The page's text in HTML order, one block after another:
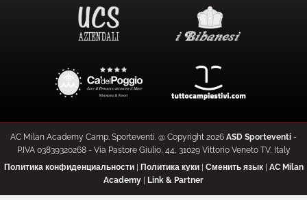
AC Milan Academy Camp. Sporteventi. @ Copyright 2026 ASD Sporteventi -
P.IVA 03839320268 - Via Pastore Giulio, 44, 31029 Vittorio Veneto TV, Italy
Политика конфиденциальности| Политика куки| Сменить язык| AC Milan
Academy | Link & Partner